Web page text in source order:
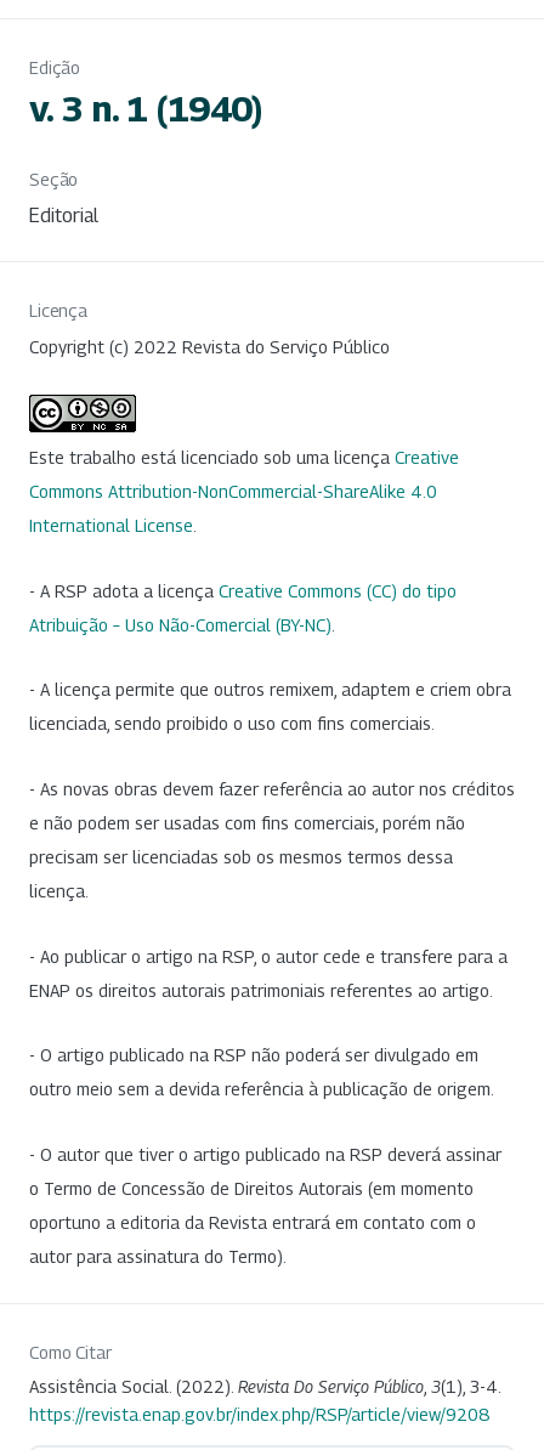
Edição
v. 3 n. 1 (1940)
Seção
Editorial
Licença
Copyright (c) 2022 Revista do Serviço Público
Este trabalho está licenciado sob uma licença Creative
Commons Attribution-NonCommercial-ShareAlike 4.0
International License
- A RSP adota a licença Creative Commons (CC) do tipo
Atribuição – Uso Não-Comercial (BY-NC)
- A licença permite que outros remixem, adaptem e criem obra
licenciada, sendo proibido o uso com fins comerciais.
- As novas obras devem fazer referência ao autor nos créditos
e não podem ser usadas com fins comerciais, porém não
precisam ser licenciadas sob os mesmos termos dessa
licença.
- Ao publicar o artigo na RSP, o autor cede e transfere para a
ENAP os direitos autorais patrimoniais referentes ao artigo.
- O artigo publicado na RSP não poderá ser divulgado em
outro meio sem a devida referência à publicação de origem.
- O autor que tiver o artigo publicado na RSP deverá assinar
o Termo de Concessão de Direitos Autorais (em momento
oportuno a editoria da Revista entrará em contato com o
autor para assinatura do Termo).
Como Citar
Assistência Social. (2022). Revista Do Serviço Público 3(1), 3-4.
https://revista.enap.gov.br/index.php/RSP/article/view/9208